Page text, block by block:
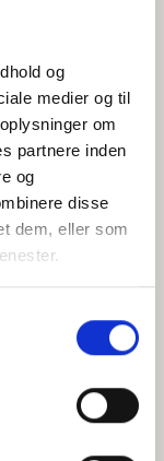
og
medier og til
om
partnere inden
og
disse
dem, eller som
i